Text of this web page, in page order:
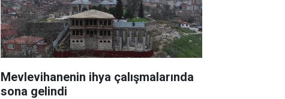
Mevlevihanenin ihya çalışmalarında
sona gelindi